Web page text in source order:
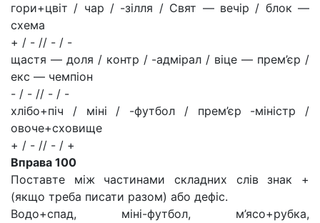
гори+цвіт / чар / -зілля / Свят — вечір / блок —
схема
+ / - // - / -
щастя — доля / контр / -адмірал / віце — прем’єр /
екс — чемпіон
- / - // - / -
хлібо+піч / міні / -футбол / прем’єр -міністр /
овоче+сховище
+ / - // - / +
Вправа 100
Поставте між частинами складних слів знак +
(якщо треба писати разом) або дефіс.
Водо+спад, міні-футбол, м’ясо+рубка,